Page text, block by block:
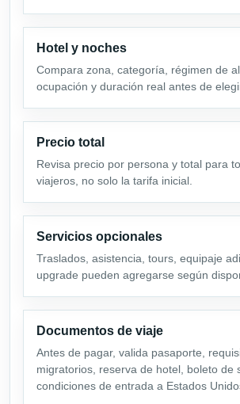
Hotel y noches
Compara zona, categoría, régimen de
ocupación y duración real antes de
Precio total
Revisa precio por persona y total para
viajeros, no solo la tarifa inicial.
Servicios opcionales
Traslados, asistencia, tours, equipaje
upgrade pueden agregarse según
Documentos de viaje
Antes de pagar, valida pasaporte,
migratorios, reserva de hotel, boleto de
condiciones de entrada a Estados